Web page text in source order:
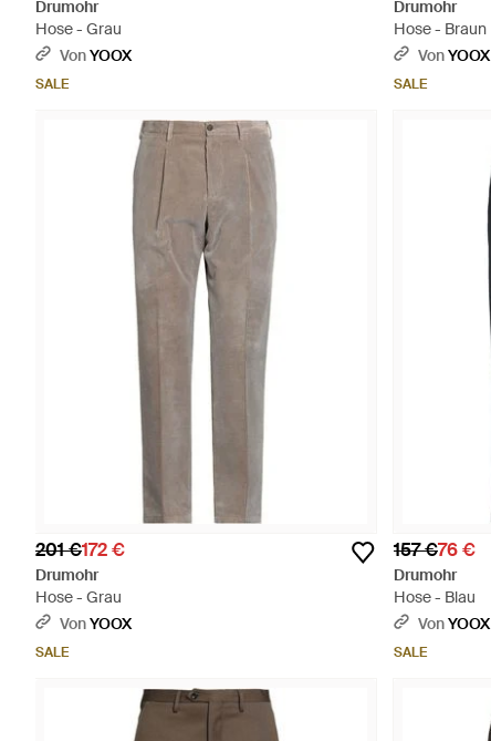
Drumohr
Hose - Grau
VonYOOX
SALE
Drumohr
Hose - Braun
VonYOOX
SALE
201 €172 €
Drumohr
Hose - Grau
VonYOOX
SALE
157 €76 €
Drumohr
Hose - Blau
VonYOOX
SALE